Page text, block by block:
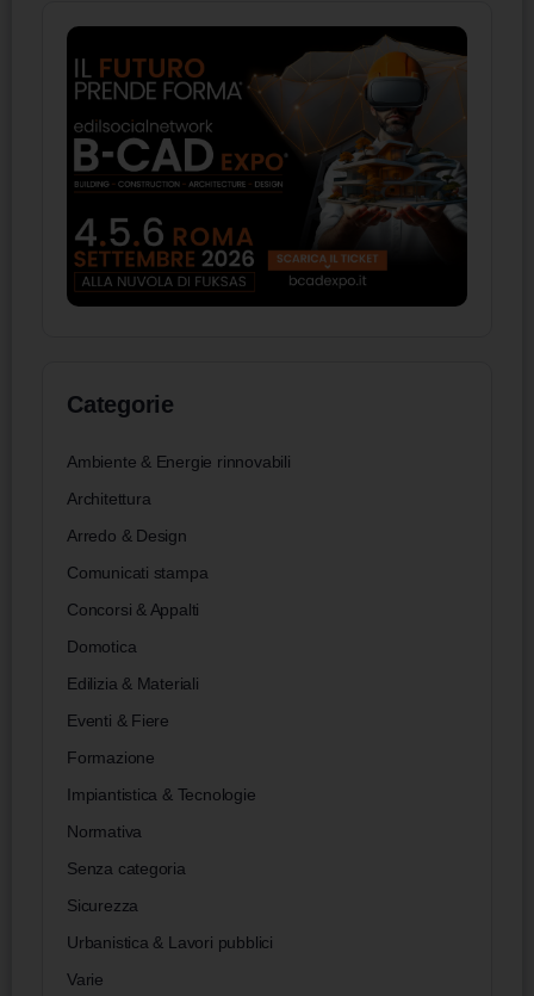
Categorie
Ambiente & Energie rinnovabili
Architettura
Arredo & Design
Comunicati stampa
Concorsi & Appalti
Domotica
Edilizia & Materiali
Eventi & Fiere
Formazione
Impiantistica & Tecnologie
Normativa
Senza categoria
Sicurezza
Urbanistica & Lavori pubblici
Varie